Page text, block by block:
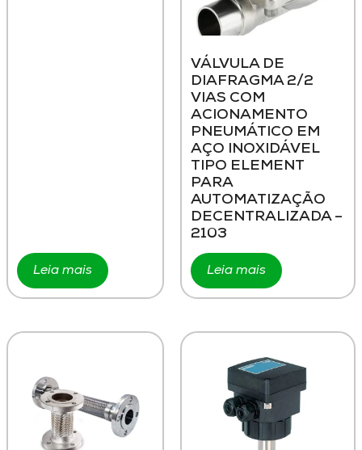
Leia mais
VÁLVULA DE
DIAFRAGMA 2/2
VIAS COM
ACIONAMENTO
PNEUMÁTICO EM
AÇO INOXIDÁVEL
TIPO ELEMENT
PARA
AUTOMATIZAÇÃO
DECENTRALIZADA –
2103
Leia mais